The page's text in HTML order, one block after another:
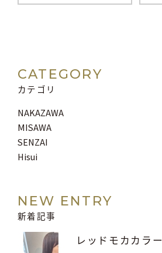
CATEGORY
カテゴリ
NAKAZAWA
MISAWA
SENZAI
Hisui
NEW ENTRY
新着記事
レッドモカカラー